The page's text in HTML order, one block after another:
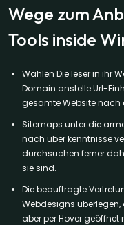
Wege zum
Tools inside
Wählen Die leser in ihr
Domain anstelle Url-
gesamte Website nach
Sitemaps unter die
nach über kenntnisse
durchsuchen ferner
sie sind.
Die beauftragte
Webdesigns
aber per Hover